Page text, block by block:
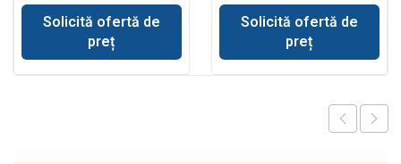
Solicită ofertă de
preț
Solicită ofertă de
preț